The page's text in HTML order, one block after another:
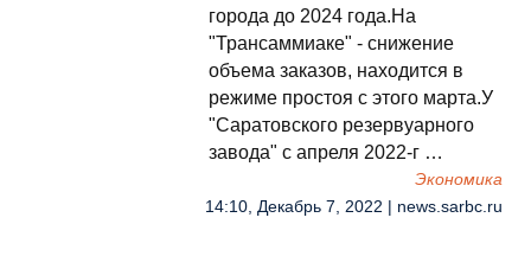
города до 2024 года.На
"Трансаммиаке" - снижение
объема заказов, находится в
режиме простоя с этого марта.У
"Саратовского резервуарного
завода" с апреля 2022-г …
Экономика
14:10, Декабрь 7, 2022 | news.sarbc.ru